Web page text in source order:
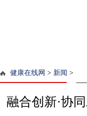
健康在线网 > 新闻 >
融合创新·协